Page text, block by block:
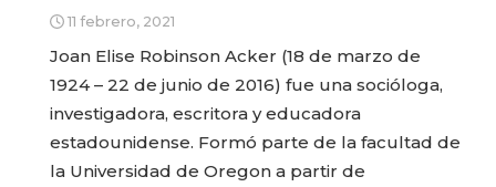
11 febrero, 2021
Joan Elise Robinson Acker (18 de marzo de
1924 – 22 de junio de 2016) fue una socióloga,
investigadora, escritora y educadora
estadounidense. Formó parte de la facultad de
la Universidad de Oregon a partir de